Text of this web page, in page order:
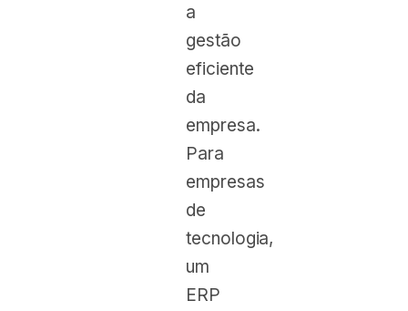
a
gestão
eficiente
da
empresa.
Para
empresas
de
tecnologia,
um
ERP